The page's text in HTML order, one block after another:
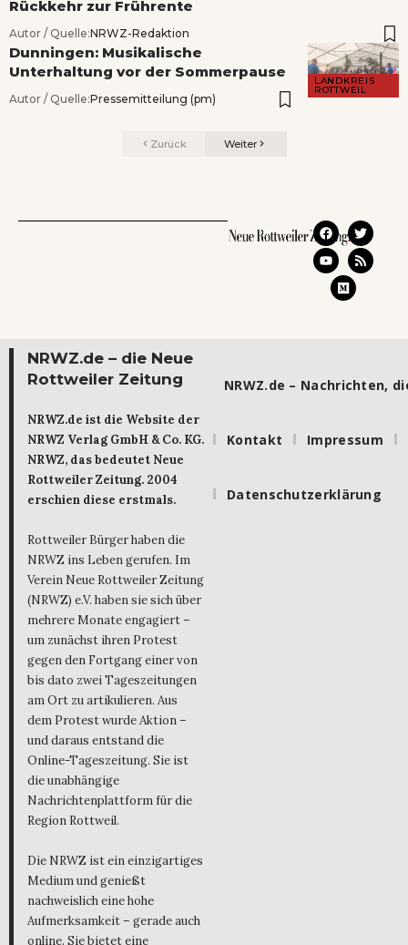
Rückkehr zur Frührente
Autor / Quelle:NRWZ-Redaktion
LANDKREIS
ROTTWEIL
Dunningen: Musikalische
Unterhaltung vor der Sommerpause
Autor / Quelle:Pressemitteilung (pm)
Zurück Weiter
NRWZ.de – die Neue
Rottweiler Zeitung
NRWZ.de ist die Website der
NRWZ Verlag GmbH & Co. KG.
NRWZ, das bedeutet Neue
Rottweiler Zeitung. 2004
erschien diese erstmals.
Rottweiler Bürger haben die
NRWZ ins Leben gerufen. Im
Verein Neue Rottweiler Zeitung
(NRWZ) e.V. haben sie sich über
mehrere Monate engagiert –
um zunächst ihren Protest
gegen den Fortgang einer von
bis dato zwei Tageszeitungen
am Ort zu artikulieren. Aus
dem Protest wurde Aktion –
und daraus entstand die
Online-Tageszeitung. Sie ist
die unabhängige
Nachrichtenplattform für die
Region Rottweil.
Die NRWZ ist ein einzigartiges
Medium und genießt
nachweislich eine hohe
Aufmerksamkeit – gerade auch
online. Sie bietet eine
NRWZ.de – Nachrichten,
Kontakt Impressum
Datenschutzerklärung